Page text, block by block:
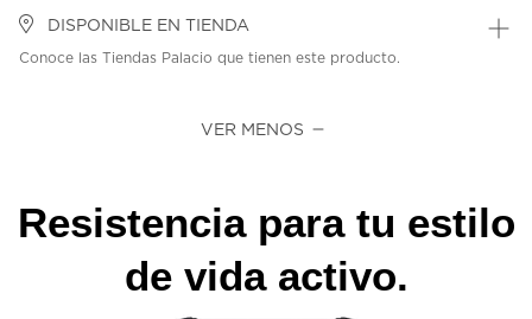
DISPONIBLE EN TIENDA
Conoce las Tiendas Palacio que tienen este producto.
VER MENOS
Resistencia para tu estilo
de vida activo.